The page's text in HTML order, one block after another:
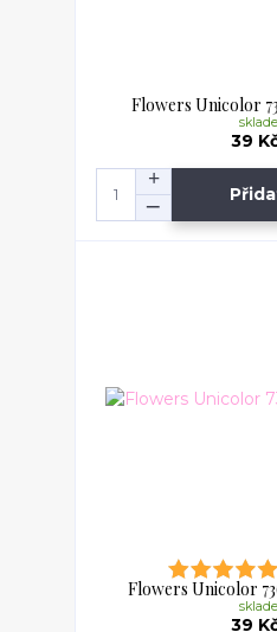
Flowers Unicolor
39
Flowers Unicolor
39